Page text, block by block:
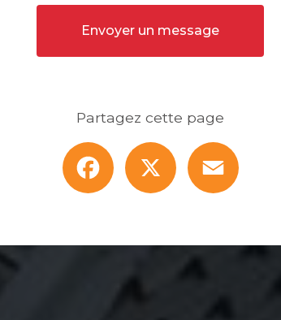
Envoyer un message
Partagez cette page
Facebook